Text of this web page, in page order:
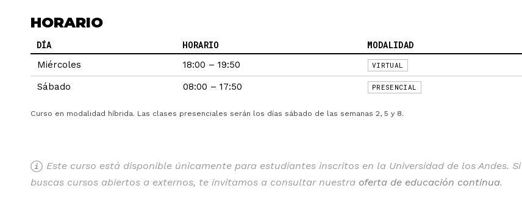
HORARIO
DÍA HORARIO
MODALIDAD
Miércoles
18:00 – 19:50 VIRTUAL
Sábado 08:00 – 17:50 PRESENCIAL
Curso en modalidad híbrida. Las clases presenciales serán los días sábado de las semanas 2, 5 y 8.
Este curso está disponible únicamente para estudiantes inscritos en la Universidad de los Andes. Si
buscas cursos abiertos a externos, te invitamos a consultar nuestra oferta de educación continua.